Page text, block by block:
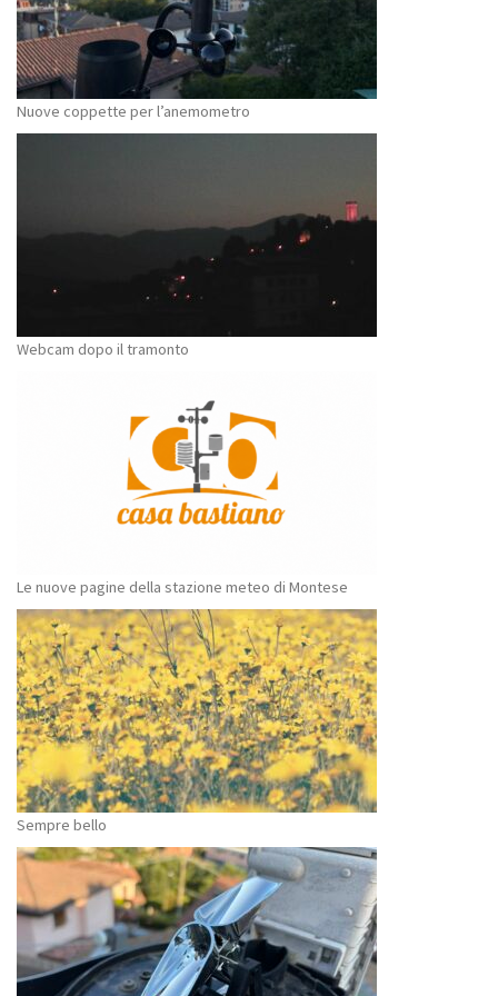
Nuove coppette per l’anemometro
Webcam dopo il tramonto
Le nuove pagine della stazione meteo di Montese
Sempre bello